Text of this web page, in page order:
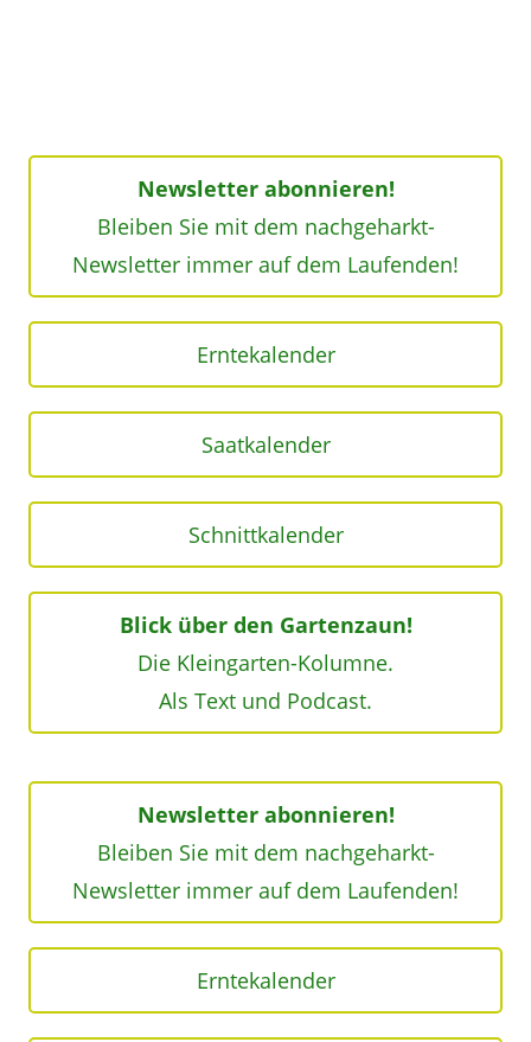
Newsletter abonnieren!
Bleiben Sie mit dem nachgeharkt-
Newsletter immer auf dem Laufenden!
Erntekalender
Saatkalender
Schnittkalender
Blick über den Gartenzaun!
Die Kleingarten-Kolumne.
Als Text und Podcast.
Newsletter abonnieren!
Bleiben Sie mit dem nachgeharkt-
Newsletter immer auf dem Laufenden!
Erntekalender